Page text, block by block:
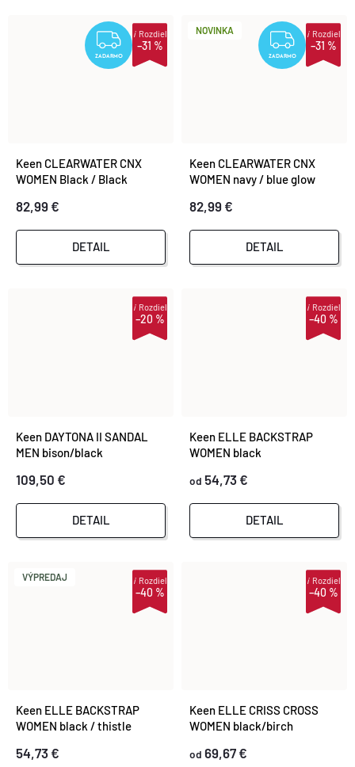
ZADARMO
ZADARMO
–31 %
iRozdiel
Keen CLEARWATER CNX
WOMEN Black / Black
82,99 €
DETAIL
NOVINKA
ZADARMO
–31 %
iRozdiel
Keen CLEARWATER CNX
WOMEN navy / blue glow
82,99 €
DETAIL
–20 %
iRozdiel
Keen DAYTONA II SANDAL
MEN bison/black
109,50 €
DETAIL
–40 %
iRozdiel
Keen ELLE BACKSTRAP
WOMEN black
od 54,73 €
DETAIL
VÝPREDAJ
–40 %
iRozdiel
Keen ELLE BACKSTRAP
WOMEN black / thistle
54,73 €
–40 %
iRozdiel
Keen ELLE CRISS CROSS
WOMEN black/birch
od 69,67 €